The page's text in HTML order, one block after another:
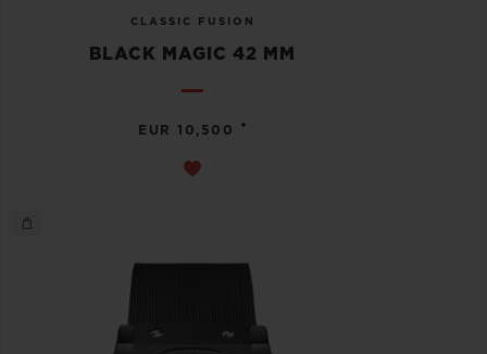
CLASSIC FUSION
BLACK MAGIC 42 MM
EUR 10,500 •